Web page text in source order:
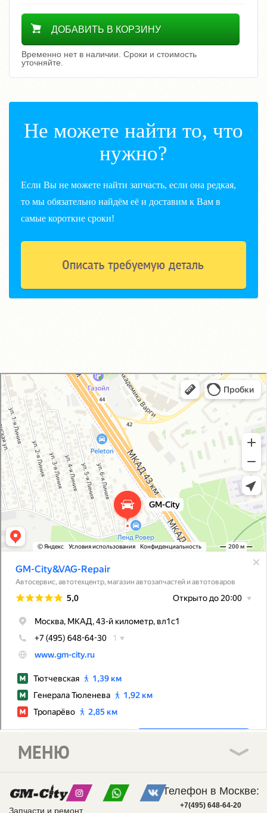
Уточнить цену
ДОБАВИТЬ В КОРЗИНУ
Временно нет в наличии. Сроки и стоимость
уточняйте.
Не можете найти то, что
нужно?
Если Вы не можете найти запчасть, если она редкая,
то мы обязательно найдём её и доставим к Вам в
самые короткие сроки!
GM-City&VAG-Repair
Автосервис, автотехцентр в Москве
Магазин автозапчастей и автотоваров в Москве
Запчасти и ремонт
МЕНЮ
Телефон в Москве:
+7(495) 648-64-20